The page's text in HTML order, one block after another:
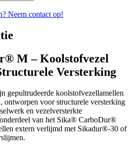
Neem contact op!
M – Koolstofvezel
Versterking
gepultrudeerde koolstofvezellamellen
ontworpen voor structurele versterking
en vezelversterkte
van het Sika® CarboDur®
extern verlijmd met Sikadur®-30 of